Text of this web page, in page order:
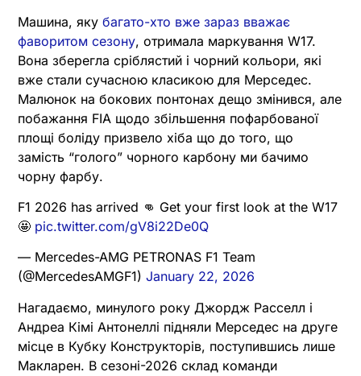
Машина, яку багато-хто вже зараз вважає
фаворитом сезону, отримала маркування W17.
Вона зберегла сріблястий і чорний кольори, які
вже стали сучасною класикою для Мерседес.
Малюнок на бокових понтонах дещо змінився, але
побажання FIA щодо збільшення пофарбованої
площі боліду призвело хіба що до того, що
замість “голого” чорного карбону ми бачимо
чорну фарбу.
F1 2026 has arrived 👊 Get your first look at the W17
🤩 pic.twitter.com/gV8i22De0Q
— Mercedes-AMG PETRONAS F1 Team
(@MercedesAMGF1) January 22, 2026
Нагадаємо, минулого року Джордж Расселл і
Андреа Кімі Антонеллі підняли Мерседес на друге
місце в Кубку Конструкторів, поступившись лише
Макларен. В сезоні-2026 склад команди